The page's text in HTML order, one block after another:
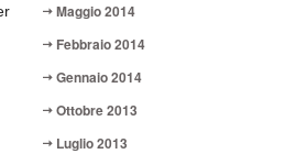
Maggio 2014
Febbraio 2014
Gennaio 2014
Ottobre 2013
Luglio 2013